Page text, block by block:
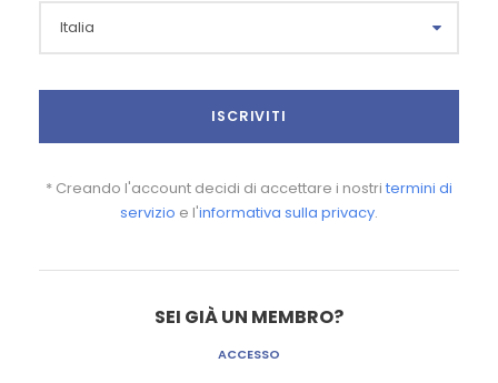
* Creando l'account decidi di accettare i nostri termini di
servizio e l'informativa sulla privacy.
SEI GIÀ UN MEMBRO?
ACCESSO